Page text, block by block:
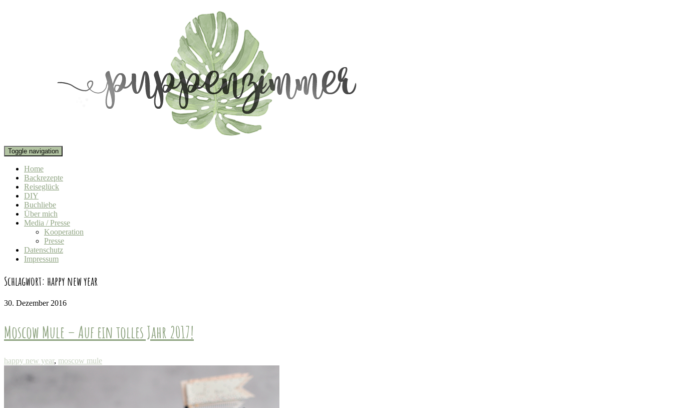
Toggle navigation
Home
Backrezepte
Reiseglück
DIY
Buchliebe
Über mich
Media / Presse
Kooperation
Presse
Datenschutz
Impressum
Schlagwort: happy new year
30. Dezember 2016
Moscow Mule – Auf ein tolles Jahr 2017!
happy new year, moscow mule